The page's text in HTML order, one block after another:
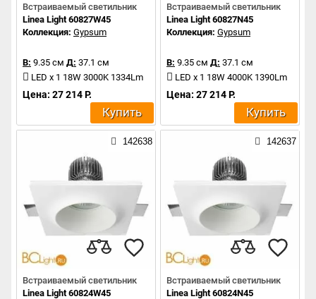
Встраиваемый светильник
Linea Light 60827W45
Коллекция: Gypsum
В: 9.35 см Д: 37.1 см
LED x 1 18W 3000K 1334Lm
Цена: 27 214 Р.
Купить
Встраиваемый светильник
Linea Light 60827N45
Коллекция: Gypsum
В: 9.35 см Д: 37.1 см
LED x 1 18W 4000K 1390Lm
Цена: 27 214 Р.
Купить
142638
Встраиваемый светильник
Linea Light 60824W45
142637
Встраиваемый светильник
Linea Light 60824N45